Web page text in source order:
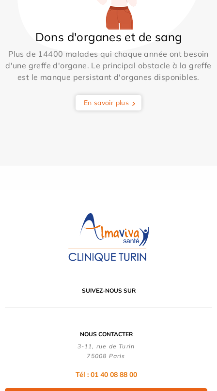
Dons d'organes et de sang
Plus de 14400 malades qui chaque année ont besoin
d'une greffe d'organe. Le principal obstacle à la greffe
est le manque persistant d'organes disponibles.
En savoir plus
SUIVEZ-NOUS SUR
NOUS CONTACTER
3-11, rue de Turin
75008 Paris
Tél : 01 40 08 88 00